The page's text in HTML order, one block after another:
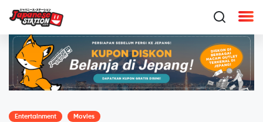
Entertainment Movies